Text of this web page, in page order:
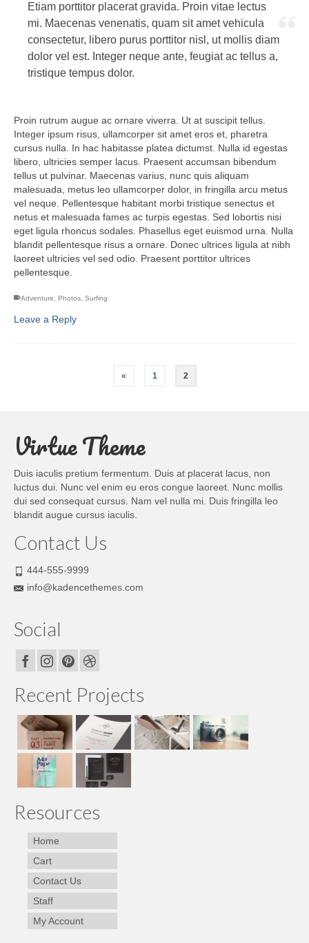
Etiam porttitor placerat gravida. Proin vitae lectus
mi. Maecenas venenatis, quam sit amet vehicula
consectetur, libero purus porttitor nisl, ut mollis diam
dolor vel est. Integer neque ante, feugiat ac tellus a,
tristique tempus dolor.
Proin rutrum augue ac ornare viverra. Ut at suscipit tellus.
Integer ipsum risus, ullamcorper sit amet eros et, pharetra
cursus nulla. In hac habitasse platea dictumst. Nulla id egestas
libero, ultricies semper lacus. Praesent accumsan bibendum
tellus ut pulvinar. Maecenas varius, nunc quis aliquam
malesuada, metus leo ullamcorper dolor, in fringilla arcu metus
vel neque. Pellentesque habitant morbi tristique senectus et
netus et malesuada fames ac turpis egestas. Sed lobortis nisi
eget ligula rhoncus sodales. Phasellus eget euismod urna. Nulla
blandit pellentesque risus a ornare. Donec ultrices ligula at nibh
laoreet ultricies vel sed odio. Praesent porttitor ultrices
pellentesque.
Adventure, Photos, Surfing
Leave a Reply
« 1 2
Virtue Theme
Duis iaculis pretium fermentum. Duis at placerat lacus, non
luctus dui. Nunc vel enim eu eros congue laoreet. Nunc mollis
dui sed consequat cursus. Nam vel nulla mi. Duis fringilla leo
blandit augue cursus iaculis.
Contact Us
444-555-9999
info@kadencethemes.com
Social
Recent Projects
Resources
Home
Cart
Contact Us
Staff
My Account